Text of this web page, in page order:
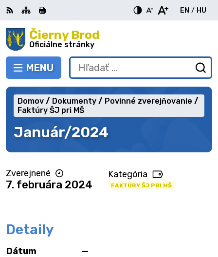
Preskočiť
na
obsah Čierny Brod
Oficiálne stránky
PREPNÚŤ
MENU
RSS MapaTlačiť
EN
English
/ HU
Hľadať:
Január/2024
Domov Dokumenty
Povinné zverejňovanie
Faktúry ŠJ pri MŠ
Zverejnené
7. februára 2024
Kategória
FAKTÚRY ŠJ PRI MŠ
Detaily
Dátum
—